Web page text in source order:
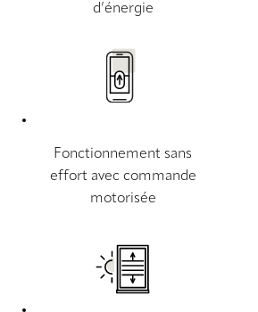
d’énergie
Fonctionnement sans
effort avec commande
motorisée